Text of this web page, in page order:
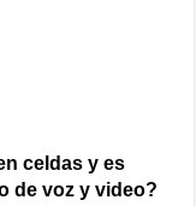
celdas y es
de voz y video?